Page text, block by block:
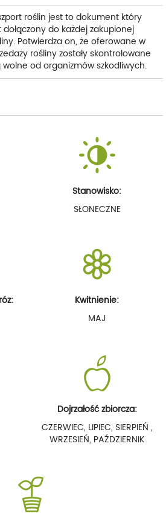
roślin jest to dokument który
dołączony do każdej zakupionej
Potwierdza on, że oferowane w
rośliny zostały skontrolowane
wolne od organizmów szkodliwych.
Stanowisko:
SŁONECZNE
Kwitnienie:
MAJ
Dojrzałość zbiorcza:
CZERWIEC, LIPIEC, SIERPIEŃ ,
WRZESIEŃ, PAŹDZIERNIK